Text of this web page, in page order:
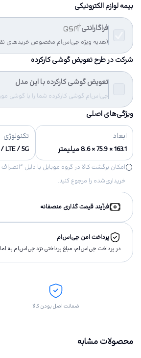
بیمه لوازم الکترونیکی
فراگارانتی
(هدیه ویژه جی‌اس‌ام مخصوص خریدهای
شرکت در طرح تعویض گوشی کارکرده
تعویض گوشی کارکرده با این مدل
جی‌اس‌ام گوشی کارکرده شما را با گوشی
ویژگی‌های اصلی
ابعاد
163.1 × 75.9 × 8.6 میلیمتر
تکنولوژی
LTE / 5G
خریداری‌شده را مرجوع کنید.
فرآیند قیمت گذاری منصفانه
پرداخت امن جی‌اس‌ام
در پرداخت جی‌اس‌ام، مبلغ پرداختى نزد جی‌اس‌ام به
ضمانت اصل بودن کالا
محصولات مشابه